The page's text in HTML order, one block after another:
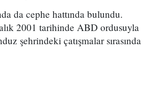
da cephe hattında bulundu.
2001 tarihinde ABD ordusuyla
şehrindeki çatışmalar sırasında